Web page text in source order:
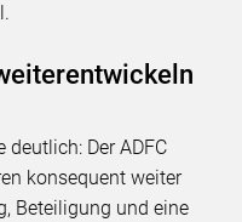
Der ADFC
konsequent weiter
Beteiligung und eine